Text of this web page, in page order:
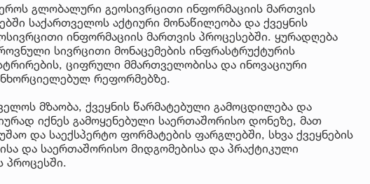
გლობალური გეოსივრცითი ინფორმაციის მართვის
საქართველოს აქტიური მონაწილეობა და ქვეყნის
ინფორმაციის მართვის პროცესებში. ყურადღება
სივრცითი მონაცემების ინფრასტრუქტურის
ციფრული მმართველობისა და ინოვაციური
რეფორმებზე.
მზაობა, ქვეყნის წარმატებული გამოცდილება და
იქნეს გამოყენებული საერთაშორისო დონეზე, მათ
და საექსპერტო ფორმატების ფარგლებში, სხვა ქვეყნების
და საერთაშორისო მიდგომებისა და პრაქტიკული
პროცესში.